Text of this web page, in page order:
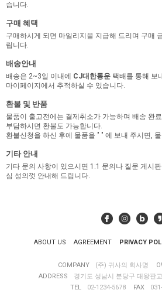
습니다.
구매 혜택
구매하시게 되면 마일리지을 지급해 드리며 구매
립니다.
배송안내
배송은 2~3일 이내에 CJ대한통운 택배를 통해 보
마이페이지에서 추적하실 수 있습니다.
환불 및 반품
물품이 출고전에는 결제취소가 가능하며 배송 완
부담하시면 환불도 가능합니다.
환불신청을 하신 후에 물품을 " " 에 보내 주시면,
기타 안내
기타 문의 사항이 있으시면 1:1 문의나 질문 게시
심 성의껏 안내해 드립니다.
ABOUT US AGREEMENT PRIVACY
COMPANY (주) 귀사의 회사명
ADDRESS
경기도 성남시 분당구 대왕판
TEL
02-1234-5678 FAX